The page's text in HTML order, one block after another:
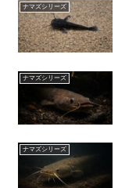
ナマズシリーズ
ナマズシリーズ
ナマズシリーズ